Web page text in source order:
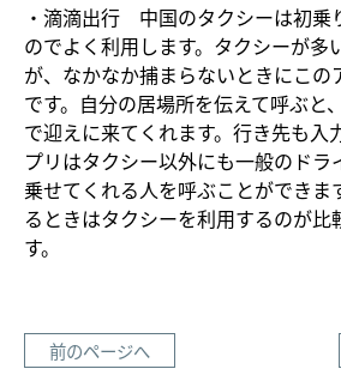
・滴滴出行 中国のタクシーは初乗
のでよく利用します。タクシーが多
が、なかなか捕まらないときにこの
です。自分の居場所を伝えて呼ぶと
で迎えに来てくれます。行き先も入
プリはタクシー以外にも一般のドラ
乗せてくれる人を呼ぶことができま
るときはタクシーを利用するのが比
す。
前のページへ